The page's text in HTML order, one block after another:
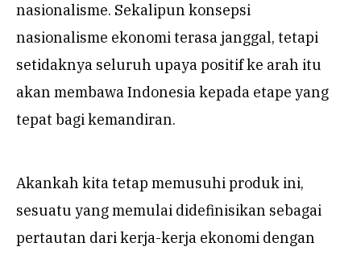
nasionalisme. Sekalipun konsepsi
nasionalisme ekonomi terasa janggal, tetapi
setidaknya seluruh upaya positif ke arah itu
akan membawa Indonesia kepada etape yang
tepat bagi kemandiran.
Akankah kita tetap memusuhi produk ini,
sesuatu yang memulai didefinisikan sebagai
pertautan dari kerja-kerja ekonomi dengan